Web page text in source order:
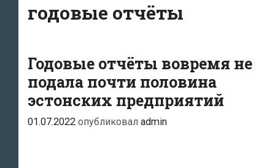
годовые отчёты
Годовые отчёты вовремя не
подала почти половина
эстонских предприятий
01.07.2022 опубликовал admin